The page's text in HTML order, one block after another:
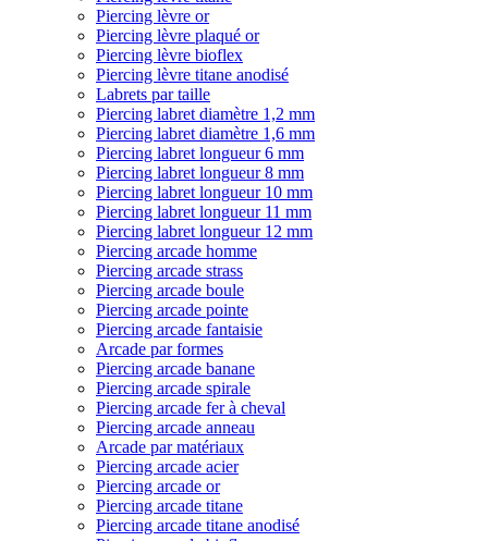
Piercing lèvre or
Piercing lèvre plaqué or
Piercing lèvre bioflex
Piercing lèvre titane anodisé
Labrets par taille
Piercing labret diamètre 1,2 mm
Piercing labret diamètre 1,6 mm
Piercing labret longueur 6 mm
Piercing labret longueur 8 mm
Piercing labret longueur 10 mm
Piercing labret longueur 11 mm
Piercing labret longueur 12 mm
Piercing arcade homme
Piercing arcade strass
Piercing arcade boule
Piercing arcade pointe
Piercing arcade fantaisie
Arcade par formes
Piercing arcade banane
Piercing arcade spirale
Piercing arcade fer à cheval
Piercing arcade anneau
Arcade par matériaux
Piercing arcade acier
Piercing arcade or
Piercing arcade titane
Piercing arcade titane anodisé